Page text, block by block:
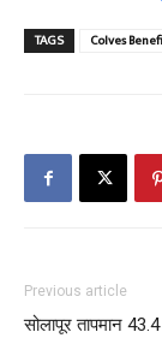
TAGS Colves
Previous article
सोलापूर तापमान 43.4